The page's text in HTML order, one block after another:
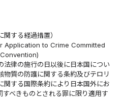
関する経過措置）
Application to Crime Committed
法律の施行の日以後に日本国につい
物質の防護に関する条約及びテロリ
関する国際条約により日本国外にお
すべきものとされる罪に限り適用す